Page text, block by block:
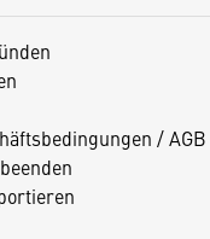
/ AGB